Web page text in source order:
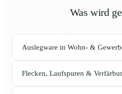
Was wird
Auslegware in Wohn- &
Flecken, Laufspuren &